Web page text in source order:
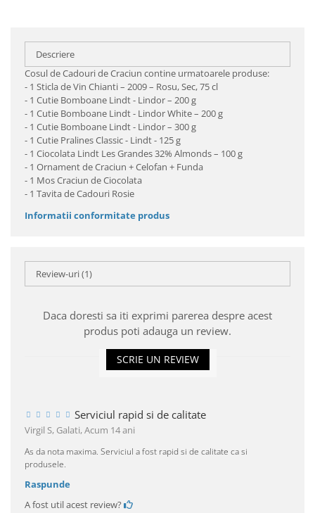
Descriere
Cosul de Cadouri de Craciun contine urmatoarele produse:
- 1 Sticla de Vin Chianti – 2009 – Rosu, Sec, 75 cl
- 1 Cutie Bomboane Lindt - Lindor – 200 g
- 1 Cutie Bomboane Lindt - Lindor White – 200 g
- 1 Cutie Bomboane Lindt - Lindor – 300 g
- 1 Cutie Pralines Classic - Lindt - 125 g
- 1 Ciocolata Lindt Les Grandes 32% Almonds – 100 g
- 1 Ornament de Craciun + Celofan + Funda
- 1 Mos Craciun de Ciocolata
- 1 Tavita de Cadouri Rosie
Informatii conformitate produs
Review-uri(1)
Daca doresti sa iti exprimi parerea despre acest
produs poti adauga un review.
SCRIE UN REVIEW
Serviciul rapid si de calitate
Virgil S, Galati,Acum 14 ani
As da nota maxima. Serviciul a fost rapid si de calitate ca si
produsele.
Raspunde
A fost util acest review?